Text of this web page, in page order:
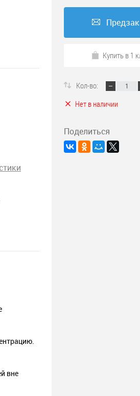
вне
Купить в 1
Кол-во:
Нет в наличии
Поделиться